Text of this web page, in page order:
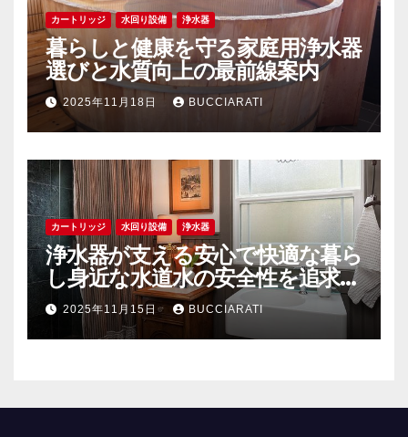
カートリッジ 水回り設備 浄水器
暮らしと健康を守る家庭用浄水器
選びと水質向上の最前線案内
2025年11月18日 BUCCIARATI
カートリッジ 水回り設備 浄水器
浄水器が支える安心で快適な暮ら
し身近な水道水の安全性を追求す
る2025年11月15日 BUCCIARATI